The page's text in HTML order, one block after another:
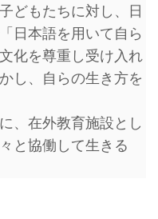
どもたちに対し、日
日本語を用いて自ら
化を尊重し受け入れ
し、自らの生き方を
、在外教育施設とし
と協働して生きる